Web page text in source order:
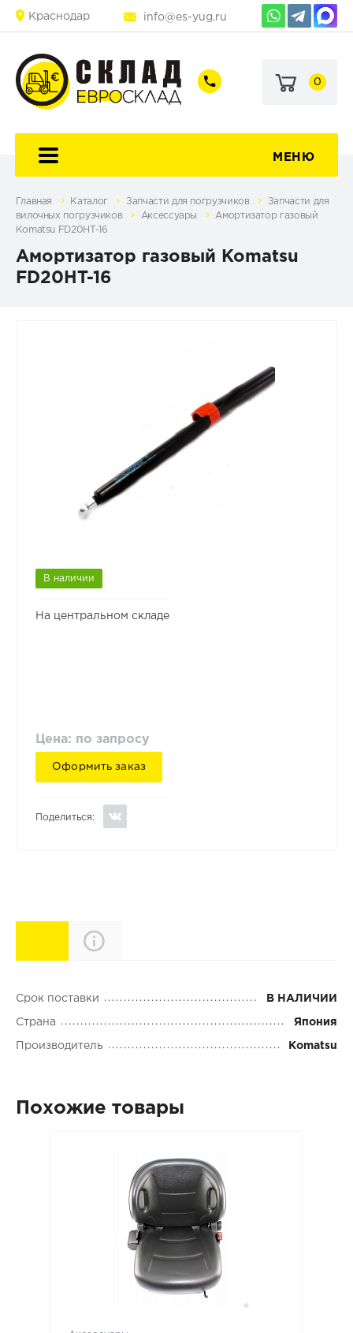
Краснодар info@es-yug.ru
+7
60-
+7
69-
0
МЕНЮ
Главная Каталог Запчасти для погрузчиков
Запчасти для
вилочных погрузчиков
Аксессуары
Амортизатор газовый
Komatsu FD20HT-16
Амортизатор газовый Komatsu
FD20HT-16
В наличии
На центральном складе
Цена: по запросу
Оформить заказ
Поделиться:
Характеристики
Срок поставки В НАЛИЧИИ
Страна Япония
Производитель Komatsu
Похожие товары